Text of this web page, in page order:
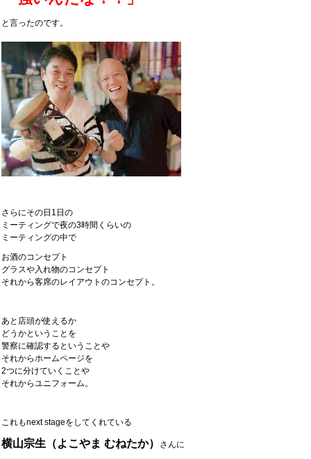
と言ったのです。
さらにその日1日の
ミーティングで夜の3時間くらいの
ミーティングの中で
お酒のコンセプト
グラスや入れ物のコンセプト
それから客席のレイアウトのコンセプト。
あと店頭が使えるか
どうかということを
警察に確認するということや
それからホームページを
2つに分けていくことや
それからユニフォーム。
これもnext stageをしてくれている
横山宗生（よこやま むねたか） さんに